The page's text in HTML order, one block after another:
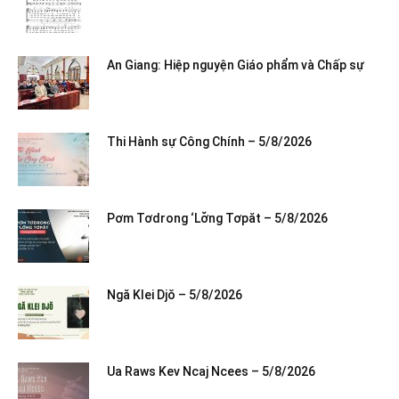
An Giang: Hiệp nguyện Giáo phẩm và Chấp sự
Thi Hành sự Công Chính – 5/8/2026
Pơm Tơdrong ‘Lơ̆ng Tơpăt – 5/8/2026
Ngă Klei Djŏ – 5/8/2026
Ua Raws Kev Ncaj Ncees – 5/8/2026